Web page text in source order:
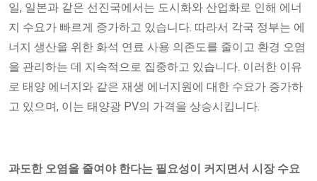
일, 일본과 같은 선진국에서는 도시화와 산업화로 인해 에너
지 수요가 빠르게 증가하고 있습니다. 따라서 각국 정부는 에
너지 생산을 위한 화석 연료 사용 의존도를 줄이고 환경 오염
을 관리하는 데 지속적으로 집중하고 있습니다. 이러한 이유
로 태양 에너지와 같은 재생 에너지원에 대한 수요가 증가하
고 있으며, 이는 태양광 PV의 가격을 상승시킵니다.
과도한 오염을 줄여야 한다는 필요성이 커지면서 시장 수요